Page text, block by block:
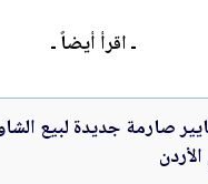
ـ اقرأ أيضاً ـ
صارمة جديدة لبيع